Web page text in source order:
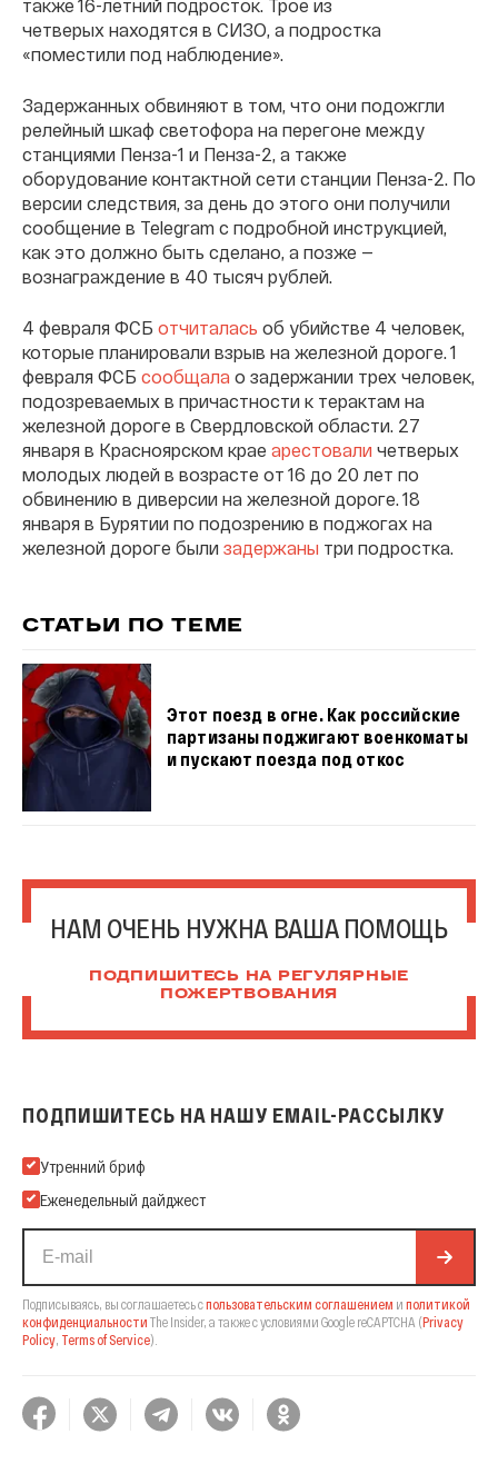
также 16-летний подросток. Трое из
четверых находятся в СИЗО, а подростка
«поместили под наблюдение».
Задержанных обвиняют в том, что они подожгли
релейный шкаф светофора на перегоне между
станциями Пенза-1 и Пенза-2, а также
оборудование контактной сети станции Пенза-2. По
версии следствия, за день до этого они получили
сообщение в Telegram с подробной инструкцией,
как это должно быть сделано, а позже —
вознаграждение в 40 тысяч рублей.
4 февраля ФСБ отчиталась об убийстве 4 человек,
которые планировали взрыв на железной дороге. 1
февраля ФСБ сообщала о задержании трех человек,
подозреваемых в причастности к терактам на
железной дороге в Свердловской области. 27
января в Красноярском крае арестовали четверых
молодых людей в возрасте от 16 до 20 лет по
обвинению в диверсии на железной дороге. 18
января в Бурятии по подозрению в поджогах на
железной дороге были задержаны три подростка.
СТАТЬИ ПО ТЕМЕ
Этот поезд в огне. Как российские
партизаны поджигают военкоматы
и пускают поезда под откос
НАМ ОЧЕНЬ НУЖНА ВАША ПОМОЩЬ
ПОДПИШИТЕСЬ НА РЕГУЛЯРНЫЕ
ПОЖЕРТВОВАНИЯ
ПОДПИШИТЕСЬ НА НАШУ EMAIL-РАССЫЛКУ
Подпишитесь на нашу Email-рассылку
Утренний бриф
Еженедельный дайджест
Подписываясь, вы соглашаетесь спользовательским соглашением и политикой
конфиденциальности The Insider, а также с условиями Google reCAPTCHA (Privacy
Policy Terms of Service).